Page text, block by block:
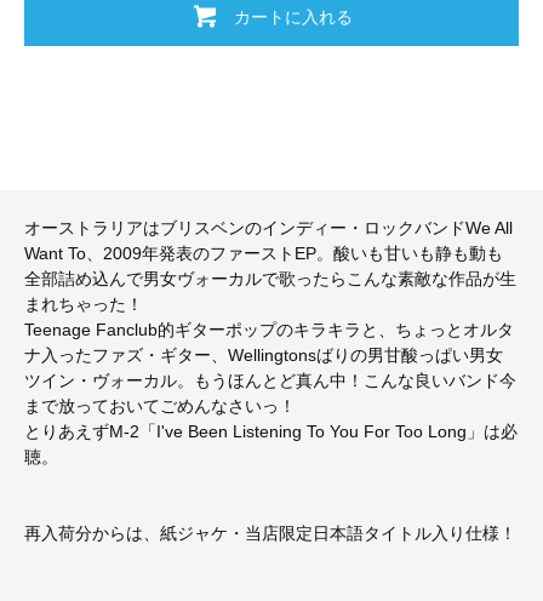
カートに入れる
オーストラリアはブリスベンのインディー・ロックバンドWe All
Want To、2009年発表のファーストEP。酸いも甘いも静も動も
全部詰め込んで男女ヴォーカルで歌ったらこんな素敵な作品が生
まれちゃった！
Teenage Fanclub的ギターポップのキラキラと、ちょっとオルタ
ナ入ったファズ・ギター、Wellingtonsばりの男甘酸っぱい男女
ツイン・ヴォーカル。もうほんとど真ん中！こんな良いバンド今
まで放っておいてごめんなさいっ！
とりあえずM-2「I've Been Listening To You For Too Long」は必
聴。
再入荷分からは、紙ジャケ・当店限定日本語タイトル入り仕様！